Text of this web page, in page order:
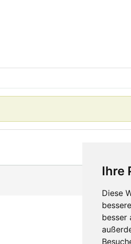
Ihre
Diese
besser
Contacts
Feedback
Report A Bug